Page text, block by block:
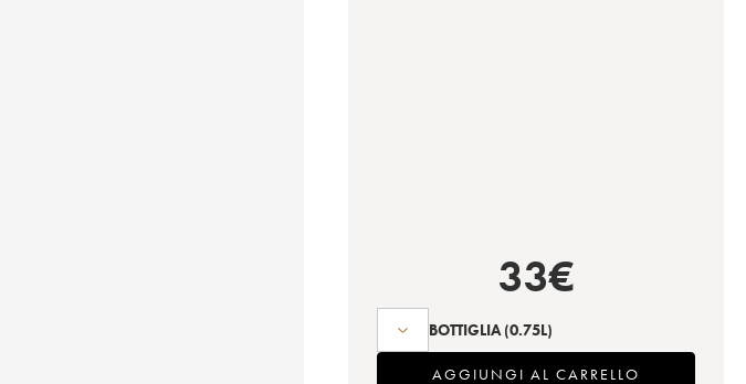
33€
BOTTIGLIA (0.75L)
AGGIUNGI AL CARRELLO